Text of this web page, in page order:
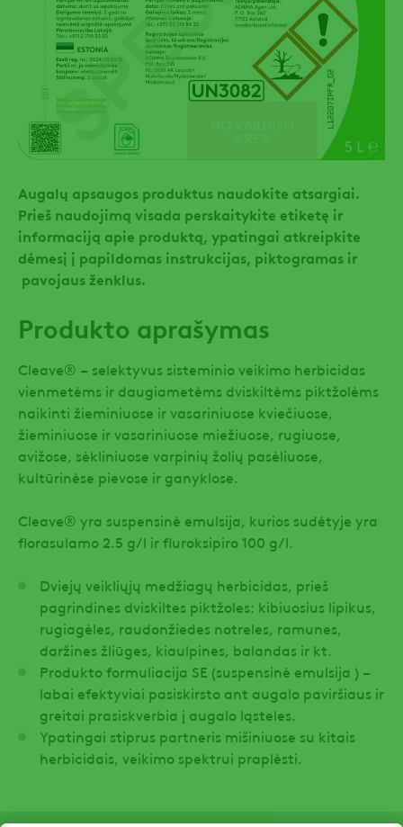
Augalų apsaugos produktus naudokite atsargiai.
Prieš naudojimą visada perskaitykite etiketę ir
informaciją apie produktą, ypatingai atkreipkite
dėmesį į papildomas instrukcijas, piktogramas ir
pavojaus ženklus.
Produkto aprašymas
Cleave® – selektyvus sisteminio veikimo herbicidas
vienmetėms ir daugiametėms dviskiltėms piktžolėms
naikinti žieminiuose ir vasariniuose kviečiuose,
žieminiuose ir vasariniuose miežiuose, rugiuose,
avižose, sėkliniuose varpinių žolių pasėliuose,
kultūrinėse pievose ir ganyklose.
Cleave® yra suspensinė emulsija, kurios sudėtyje yra
florasulamo 2.5 g/l ir fluroksipiro 100 g/l.
Dviejų veikliųjų medžiagų herbicidas, prieš
pagrindines dviskiltes piktžoles: kibiuosius lipikus,
rugiagėles, raudonžiedes notreles, ramunes,
daržines žliūges, kiaulpines, balandas ir kt.
Produkto formuliacija SE (suspensinė emulsija ) –
labai efektyviai pasiskirsto ant augalo paviršiaus ir
greitai prasiskverbia į augalo ląsteles.
Ypatingai stiprus partneris mišiniuose su kitais
herbicidais, veikimo spektrui praplėsti.